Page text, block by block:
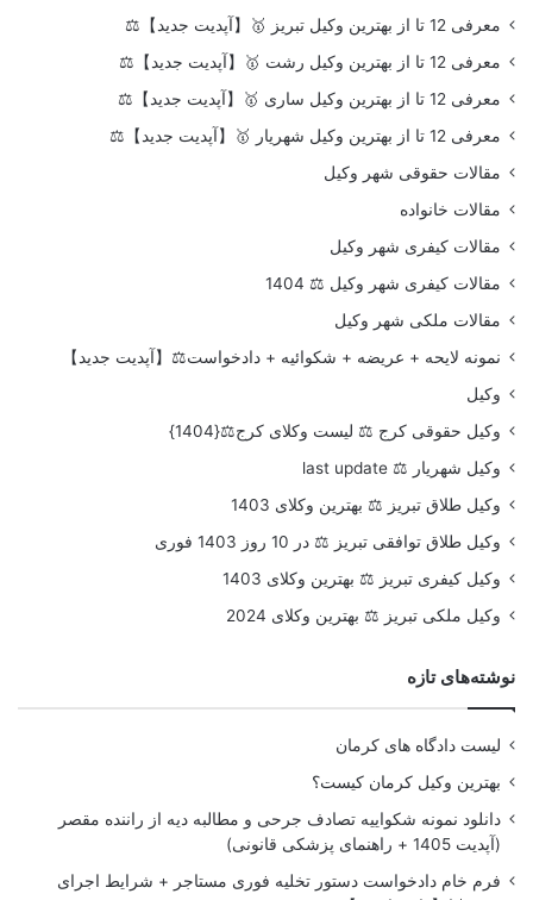
معرفی 12 تا از بهترین وکیل تبریز 🥇【آپدیت جدید】⚖️
معرفی 12 تا از بهترین وکیل رشت 🥇【آپدیت جدید】⚖️
معرفی 12 تا از بهترین وکیل ساری 🥇【آپدیت جدید】⚖️
معرفی 12 تا از بهترین وکیل شهریار 🥇【آپدیت جدید】⚖️
مقالات حقوقی شهر وکیل
مقالات خانواده
مقالات کیفری شهر وکیل
مقالات کیفری شهر وکیل ⚖️ 1404
مقالات ملکی شهر وکیل
نمونه لایحه + عریضه + شکوائیه + دادخواست⚖️【آپدیت جدید】
وکیل
وکیل حقوقی کرج ⚖️ لیست وکلای کرج⚖️{1404}
وکیل شهریار ⚖️ last update
وکیل طلاق تبریز ⚖️ بهترین وکلای 1403
وکیل طلاق توافقی تبریز ⚖️ در 10 روز 1403 فوری
وکیل کیفری تبریز ⚖️ بهترین وکلای 1403
وکیل ملکی تبریز ⚖️ بهترین وکلای 2024
نوشته‌های تازه
لیست دادگاه های کرمان
بهترین وکیل کرمان کیست؟
دانلود نمونه شکواییه تصادف جرحی و مطالبه دیه از راننده مقصر
(آپدیت 1405 + راهنمای پزشکی قانونی)
فرم خام دادخواست دستور تخلیه فوری مستاجر + شرایط اجرای